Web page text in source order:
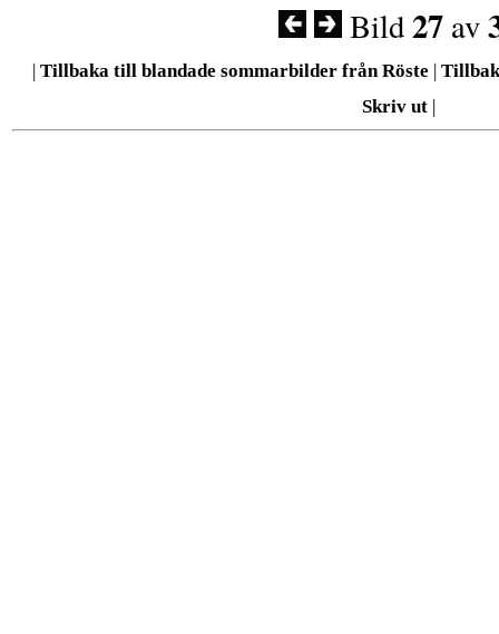
Bild27 av
| Tillbaka till blandade sommarbilder från Röste |
Skriv ut |